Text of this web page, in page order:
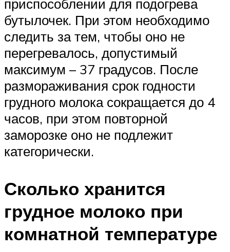
приспособлении для подогрева
бутылочек. При этом необходимо
следить за тем, чтобы оно не
перегревалось, допустимый
максимум – 37 градусов. После
размораживания срок годности
грудного молока сокращается до 4
часов, при этом повторной
заморозке оно не подлежит
категорически.
Сколько хранится
грудное молоко при
комнатной температуре